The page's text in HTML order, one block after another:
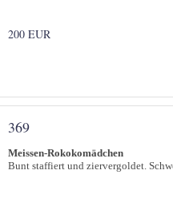
200 EUR
369
Meissen-Rokokomädchen
Bunt staffiert und ziervergoldet.